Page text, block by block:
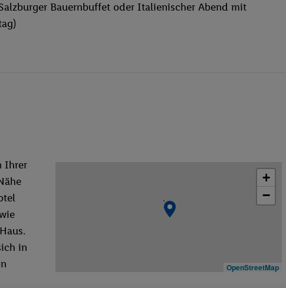
Bauernbuffet oder Italienischer Abend mit
+
−
OpenStreetMap
Ihrer
in